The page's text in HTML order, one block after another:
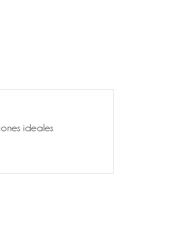
ideales